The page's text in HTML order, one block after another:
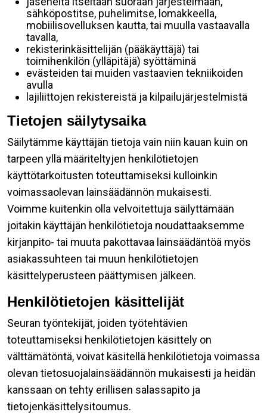
sähköpostitse, puhelimitse, lomakkeella,
mobiilisovelluksen kautta, tai muulla vastaavalla
tavalla,
rekisterinkäsittelijän (pääkäyttäjä) tai
toimihenkilön (ylläpitäjä) syöttäminä
evästeiden tai muiden vastaavien tekniikoiden
avulla
lajiliittojen rekistereistä ja kilpailujärjestelmistä
Tietojen säilytysaika
Säilytämme käyttäjän tietoja vain niin kauan kuin on
tarpeen yllä määriteltyjen henkilötietojen
käyttötarkoitusten toteuttamiseksi kulloinkin
voimassaolevan lainsäädännön mukaisesti.
Voimme kuitenkin olla velvoitettuja säilyttämään
joitakin käyttäjän henkilötietoja noudattaaksemme
kirjanpito- tai muuta pakottavaa lainsäädäntöä myös
asiakassuhteen tai muun henkilötietojen
käsittelyperusteen päättymisen jälkeen.
Henkilötietojen käsittelijät
Seuran työntekijät, joiden työtehtävien
toteuttamiseksi henkilötietojen käsittely on
välttämätöntä, voivat käsitellä henkilötietoja voimassa
olevan tietosuojalainsäädännön mukaisesti ja heidän
kanssaan on tehty erillisen salassapito ja
tietojenkäsittelysitoumus.